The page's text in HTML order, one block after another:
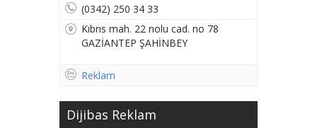
(0342) 250 34 33
Kıbrıs mah. 22 nolu cad. no 78
GAZİANTEP ŞAHİNBEY
Reklam
Dijibas Reklam